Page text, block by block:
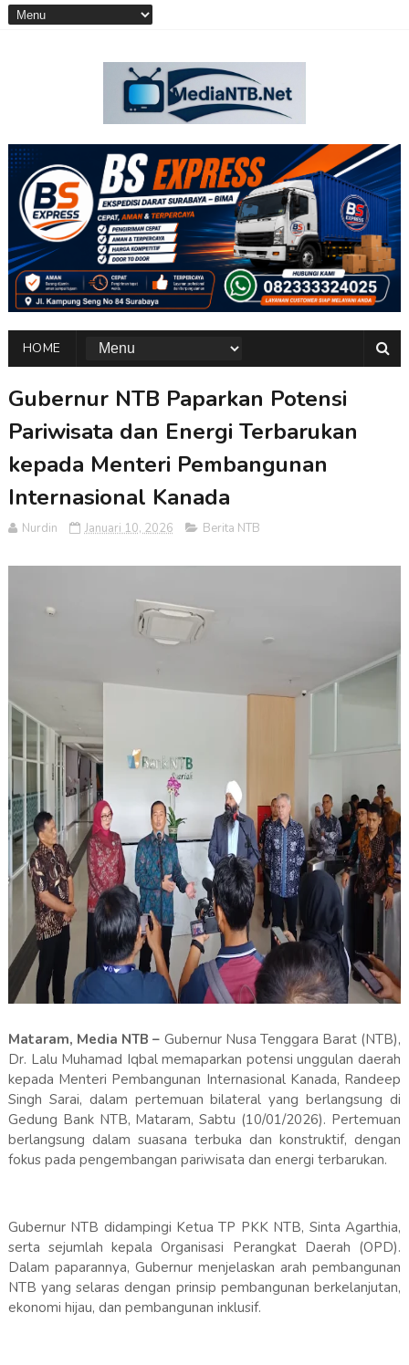
HOME
Gubernur NTB Paparkan Potensi
Pariwisata dan Energi Terbarukan
kepada Menteri Pembangunan
Internasional Kanada
Nurdin Januari 10, 2026 Berita NTB
Mataram, Media NTB – Gubernur Nusa Tenggara Barat (NTB),
Dr. Lalu Muhamad Iqbal memaparkan potensi unggulan daerah
kepada Menteri Pembangunan Internasional Kanada, Randeep
Singh Sarai, dalam pertemuan bilateral yang berlangsung di
Gedung Bank NTB, Mataram, Sabtu (10/01/2026). Pertemuan
berlangsung dalam suasana terbuka dan konstruktif, dengan
fokus pada pengembangan pariwisata dan energi terbarukan.
Gubernur NTB didampingi Ketua TP PKK NTB, Sinta Agarthia,
serta sejumlah kepala Organisasi Perangkat Daerah (OPD).
Dalam paparannya, Gubernur menjelaskan arah pembangunan
NTB yang selaras dengan prinsip pembangunan berkelanjutan,
ekonomi hijau, dan pembangunan inklusif.